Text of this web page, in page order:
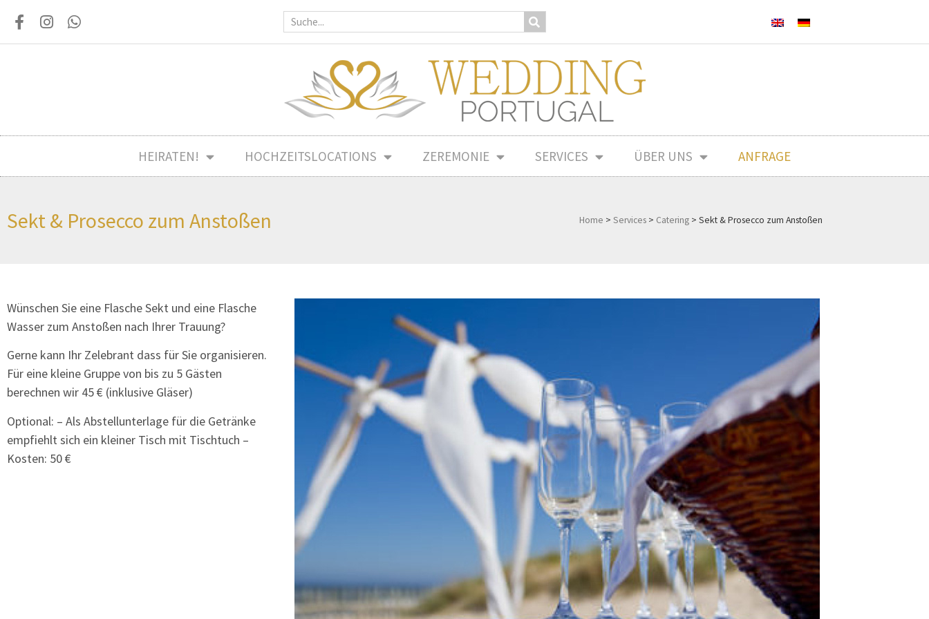
HEIRATEN! HOCHZEITSLOCATIONS ZEREMONIE SERVICES ÜBER UNS ANFRAGE
Sekt & Prosecco zum Anstoßen Home > Services > Catering > Sekt & Prosecco zum Anstoßen
Wünschen Sie eine Flasche Sekt und eine Flasche
Wasser zum Anstoßen nach Ihrer Trauung?
Gerne kann Ihr Zelebrant dass für Sie organisieren.
Für eine kleine Gruppe von bis zu 5 Gästen
berechnen wir 45 € (inklusive Gläser)
Optional: – Als Abstellunterlage für die Getränke
empfiehlt sich ein kleiner Tisch mit Tischtuch –
Kosten: 50 €